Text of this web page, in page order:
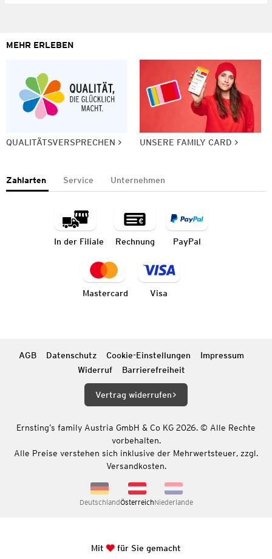
MEHR ERLEBEN
QUALITÄTSVERSPRECHEN UNSERE FAMILY CARD
Zahlarten Service Unternehmen
In der Filiale Rechnung PayPal
Mastercard Visa
AGB Datenschutz Cookie-Einstellungen
Impressum
Widerruf
Barrierefreiheit
Vertrag widerrufen
Ernsting’s family Austria GmbH & Co KG 2026. © Alle Rechte
vorbehalten.
Alle Preise verstehen sich inklusive der Mehrwertsteuer, zzgl.
Versandkosten.
DeutschlandÖsterreichNiederlande
Mit für Sie gemacht